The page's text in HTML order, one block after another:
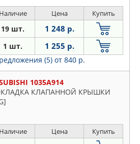
Наличие Цена Купить
19 шт. 1 248 р.
1 шт. 1 255 р.
(5) от 840 р.
1035A914
КЛАПАННОЙ КРЫШКИ
Наличие Цена Купить